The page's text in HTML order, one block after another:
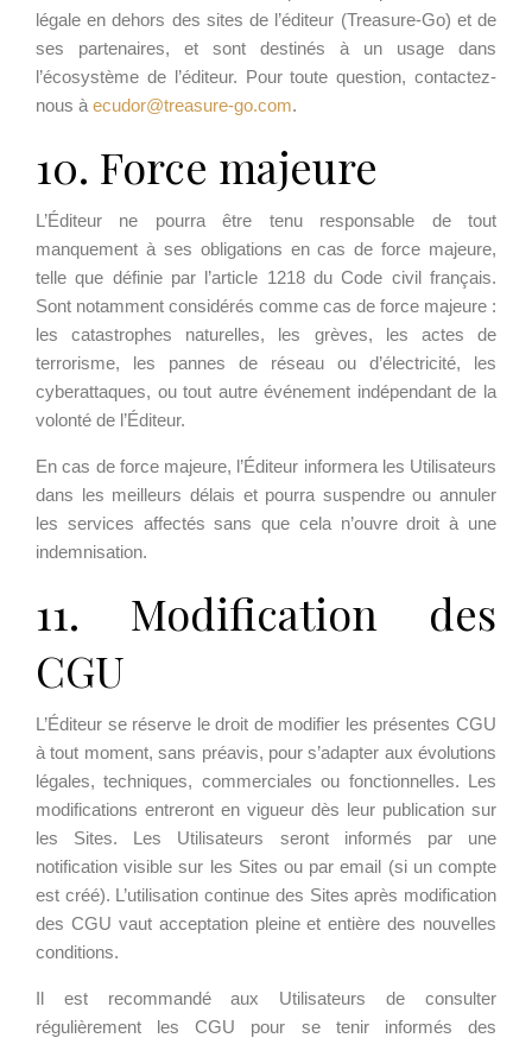
légale en dehors des sites de l’éditeur (Treasure-Go) et de
ses partenaires, et sont destinés à un usage dans
l’écosystème de l’éditeur. Pour toute question, contactez-
nous à ecudor@treasure-go.com.
10. Force majeure
L’Éditeur ne pourra être tenu responsable de tout
manquement à ses obligations en cas de force majeure,
telle que définie par l’article 1218 du Code civil français.
Sont notamment considérés comme cas de force majeure :
les catastrophes naturelles, les grèves, les actes de
terrorisme, les pannes de réseau ou d’électricité, les
cyberattaques, ou tout autre événement indépendant de la
volonté de l’Éditeur.
En cas de force majeure, l’Éditeur informera les Utilisateurs
dans les meilleurs délais et pourra suspendre ou annuler
les services affectés sans que cela n’ouvre droit à une
indemnisation.
11. Modification des
CGU
L’Éditeur se réserve le droit de modifier les présentes CGU
à tout moment, sans préavis, pour s’adapter aux évolutions
légales, techniques, commerciales ou fonctionnelles. Les
modifications entreront en vigueur dès leur publication sur
les Sites. Les Utilisateurs seront informés par une
notification visible sur les Sites ou par email (si un compte
est créé). L’utilisation continue des Sites après modification
des CGU vaut acceptation pleine et entière des nouvelles
conditions.
Il est recommandé aux Utilisateurs de consulter
régulièrement les CGU pour se tenir informés des